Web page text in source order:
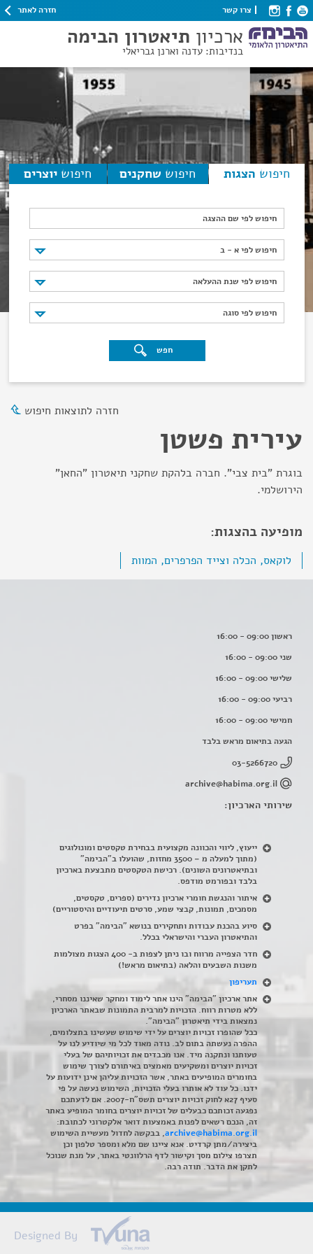
צרו קשר חזרה לאתר
ארכיון תיאטרון הבימה
בנדיבות: עדנה וארנן גבריאלי
חיפוש הצגות חיפוש שחקנים חיפוש יוצרים
חיפוש לפי שם ההצגה
חיפוש לפי א - ב
חיפוש לפי א - ב
חיפוש לפי שנת ההעלאה
חיפוש לפי שנת ההעלאה
חיפוש לפי סוגה
חיפוש לפי סוגה
חפש
חזרה לתוצאות חיפוש
עירית פשטן
בוגרת "בית צבי". חברה בלהקת שחקני תיאטרון "החאן"
הירושלמי.
מופיעה בהצגות:
לוקאס, הכלה וצייד הפרפרים, המוות
ראשון 09:00 - 16:00
שני 09:00 - 16:00
שלישי 09:00 - 16:00
רביעי 09:00 - 16:00
חמישי 09:00 - 16:00
הגעה בתיאום מראש בלבד
03-5266720
archive@habima.org.il
שירותי הארכיון:
ייעוץ, ליווי והכוונה מקצועית בבחירת טקסטים ומונולוגים
(מתוך למעלה מ – 3500 מחזות, שהועלו ב"הבימה"
ובתיאטרונים השונים). רכישת הטקסטים מתבצעת בארכיון
בלבד ובפורמט מודפס.
איתור והנגשת חומרי ארכיון נדירים (ספרים, טקסטים,
מסמכים, תמונות, קבצי שמע, סרטים תיעודיים והיסטוריים)
סיוע בהכנת עבודות ותחקירים בנושא "הבימה" בפרט
והתיאטרון העברי והישראלי בכלל.
חדר הצפייה מרווח ובו ניתן לצפות ב- 400 הצגות מצולמות
משנות השבעים והלאה (בתיאום מראש!)
תעריפון
אתר ארכיון "הבימה" הינו אתר לימוד ומחקר שאיננו מסחרי,
ללא מטרות רווח. הזכויות למרבית התמונות שבאתר הארכיון
נמצאות בידי תיאטרון "הבימה".
ככל שהופרו זכויות יוצרים על ידי שימוש שעשינו בתצלומים,
ההפרה נעשתה בתום לב. נודה מאוד לכל מי שיודיע לנו על
טעותנו ונתקנה מיד. אנו מכבדים את זכויותיהם של בעלי
זכויות יוצרים ומשקיעים מאמצים באיתורם לצורך שימוש
בחומרים המופיעים באתר, אשר הזכויות עליהן אינן ידועות על
ידנו. כל עוד לא אותרו בעלי הזכויות, השימוש נעשה על פי
סעיף 27א לחוק זכויות יוצרים תשס"ח-2007. אם לדעתכם
נפגעה זכותכם כבעלים של זכויות יוצרים בחומר המופיע באתר
זה, הנכם רשאים לפנות באמצעות דואר אלקטרוני לכתובת:
archive@habima.org.il, בבקשה לחדול מעשיית השימוש
ביצירה/מתן קרדיט. אנא ציינו שם מלא ומספר טלפון וכן
תצרפו צילום מסך וקישור לדף הרלוונטי באתר, על מנת שנוכל
לתקן את הדבר. תודה רבה.
Designed By